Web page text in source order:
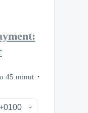
45 minut